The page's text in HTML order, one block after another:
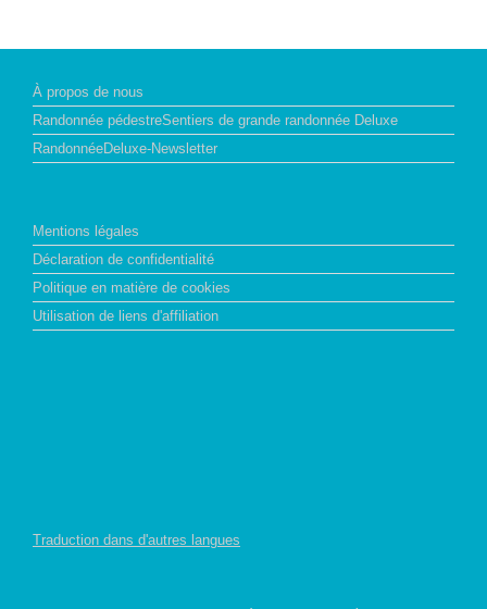
À propos de nous
Randonnée pédestreSentiers de grande randonnée Deluxe
RandonnéeDeluxe-Newsletter
Mentions légales
Déclaration de confidentialité
Politique en matière de cookies
Utilisation de liens d'affiliation
Traduction dans d'autres langues